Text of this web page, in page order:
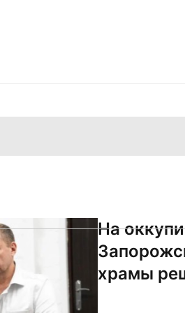
На
храмы